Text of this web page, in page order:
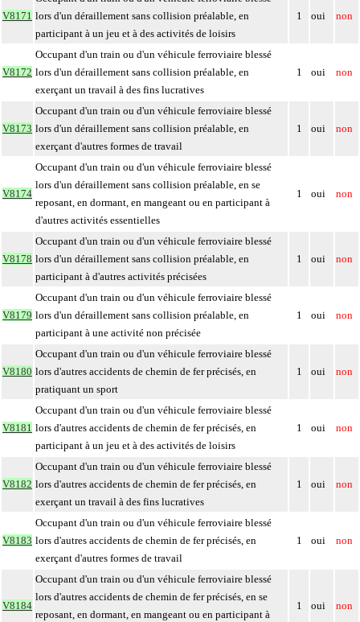
V8171 lors d'un déraillement sans collision préalable, en
participant à un jeu et à des activités de loisirs
1 oui non
V8172
Occupant d'un train ou d'un véhicule ferroviaire blessé
lors d'un déraillement sans collision préalable, en
exerçant un travail à des fins lucratives
1 oui non
V8173
Occupant d'un train ou d'un véhicule ferroviaire blessé
lors d'un déraillement sans collision préalable, en
exerçant d'autres formes de travail
1 oui non
V8174
Occupant d'un train ou d'un véhicule ferroviaire blessé
lors d'un déraillement sans collision préalable, en se
reposant, en dormant, en mangeant ou en participant à
d'autres activités essentielles
1 oui non
V8178
Occupant d'un train ou d'un véhicule ferroviaire blessé
lors d'un déraillement sans collision préalable, en
participant à d'autres activités précisées
1 oui non
V8179
Occupant d'un train ou d'un véhicule ferroviaire blessé
lors d'un déraillement sans collision préalable, en
participant à une activité non précisée
1 oui non
V8180
Occupant d'un train ou d'un véhicule ferroviaire blessé
lors d'autres accidents de chemin de fer précisés, en
pratiquant un sport
1 oui non
V8181
Occupant d'un train ou d'un véhicule ferroviaire blessé
lors d'autres accidents de chemin de fer précisés, en
participant à un jeu et à des activités de loisirs
1 oui non
V8182
Occupant d'un train ou d'un véhicule ferroviaire blessé
lors d'autres accidents de chemin de fer précisés, en
exerçant un travail à des fins lucratives
1 oui non
V8183
Occupant d'un train ou d'un véhicule ferroviaire blessé
lors d'autres accidents de chemin de fer précisés, en
exerçant d'autres formes de travail
1 oui non
V8184
Occupant d'un train ou d'un véhicule ferroviaire blessé
lors d'autres accidents de chemin de fer précisés, en se
reposant, en dormant, en mangeant ou en participant à
1 oui non